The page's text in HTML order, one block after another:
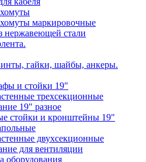
маркировочные
нержавеющей стали
гайки, шайбы, анкеры.
и стойки 19"
трехсекционные
19" разное
стойки и кронштейны 19"
двухсекционные
для вентиляции
оборудования